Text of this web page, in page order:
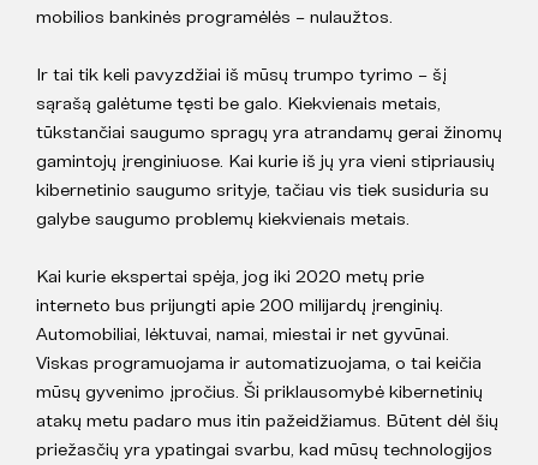
mobilios bankinės programėlės – nulaužtos.
Ir tai tik keli pavyzdžiai iš mūsų trumpo tyrimo – šį
sąrašą galėtume tęsti be galo. Kiekvienais metais,
tūkstančiai saugumo spragų yra atrandamų gerai žinomų
gamintojų įrenginiuose. Kai kurie iš jų yra vieni stipriausių
kibernetinio saugumo srityje, tačiau vis tiek susiduria su
galybe saugumo problemų kiekvienais metais.
Kai kurie ekspertai spėja, jog iki 2020 metų prie
interneto bus prijungti apie 200 milijardų įrenginių.
Automobiliai, lėktuvai, namai, miestai ir net gyvūnai.
Viskas programuojama ir automatizuojama, o tai keičia
mūsų gyvenimo įpročius. Ši priklausomybė kibernetinių
atakų metu padaro mus itin pažeidžiamus. Būtent dėl šių
priežasčių yra ypatingai svarbu, kad mūsų technologijos